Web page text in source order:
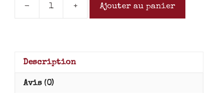
- + Ajouter au panier
Description
Avis (0)